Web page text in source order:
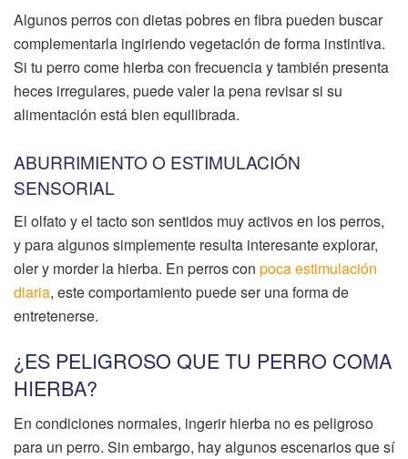
Algunos perros con dietas pobres en fibra pueden buscar
complementarla ingiriendo vegetación de forma instintiva.
Si tu perro come hierba con frecuencia y también presenta
heces irregulares, puede valer la pena revisar si su
alimentación está bien equilibrada.
ABURRIMIENTO O ESTIMULACIÓN
SENSORIAL
El olfato y el tacto son sentidos muy activos en los perros,
y para algunos simplemente resulta interesante explorar,
oler y morder la hierba. En perros con poca estimulación
diaria, este comportamiento puede ser una forma de
entretenerse.
¿ES PELIGROSO QUE TU PERRO COMA
HIERBA?
En condiciones normales, ingerir hierba no es peligroso
para un perro. Sin embargo, hay algunos escenarios que sí